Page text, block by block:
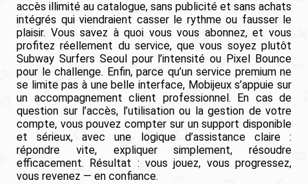
accès illimité au catalogue, sans publicité et sans achats
intégrés qui viendraient casser le rythme ou fausser le
plaisir. Vous savez à quoi vous vous abonnez, et vous
profitez réellement du service, que vous soyez plutôt
Subway Surfers Seoul pour l’intensité ou Pixel Bounce
pour le challenge. Enfin, parce qu’un service premium ne
se limite pas à une belle interface, Mobijeux s’appuie sur
un accompagnement client professionnel. En cas de
question sur l’accès, l’utilisation ou la gestion de votre
compte, vous pouvez compter sur un support disponible
et sérieux, avec une logique d’assistance claire :
répondre vite, expliquer simplement, résoudre
efficacement. Résultat : vous jouez, vous progressez,
vous revenez — en confiance.